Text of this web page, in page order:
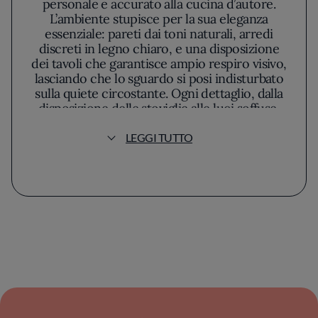
personale e accurato alla cucina d’autore.
L’ambiente stupisce per la sua eleganza
essenziale: pareti dai toni naturali, arredi
discreti in legno chiaro, e una disposizione
dei tavoli che garantisce ampio respiro visivo,
lasciando che lo sguardo si posi indisturbato
sulla quiete circostante. Ogni dettaglio, dalla
disposizione delle stoviglie alle luci soffuse,
attenta, predisponendo i sensi a un’esperienza
Madia coltiva con rigore una cucina di
rappresentano non un dogma, quanto
LEGGI TUTTO